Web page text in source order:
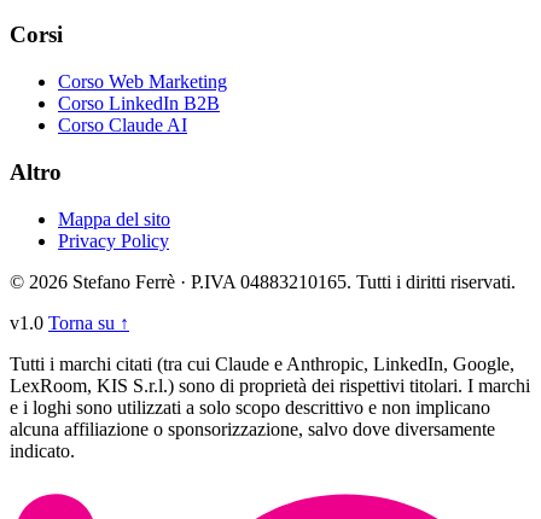
Corsi
Corso Web Marketing
Corso LinkedIn B2B
Corso Claude AI
Altro
Mappa del sito
Privacy Policy
© 2026 Stefano Ferrè · P.IVA 04883210165. Tutti i diritti riservati.
v1.0 Torna su ↑
Tutti i marchi citati (tra cui Claude e Anthropic, LinkedIn, Google,
LexRoom, KIS S.r.l.) sono di proprietà dei rispettivi titolari. I marchi
e i loghi sono utilizzati a solo scopo descrittivo e non implicano
alcuna affiliazione o sponsorizzazione, salvo dove diversamente
indicato.